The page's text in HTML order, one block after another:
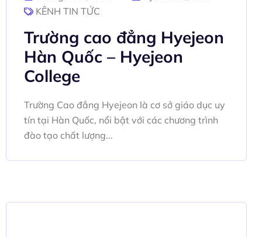
KÊNH TIN TỨC
Trường cao đẳng Hyejeon
Hàn Quốc – Hyejeon
College
Trường Cao đẳng Hyejeon là cơ sở giáo dục uy
tín tại Hàn Quốc, nổi bật với các chương trình
đào tạo chất lượng...